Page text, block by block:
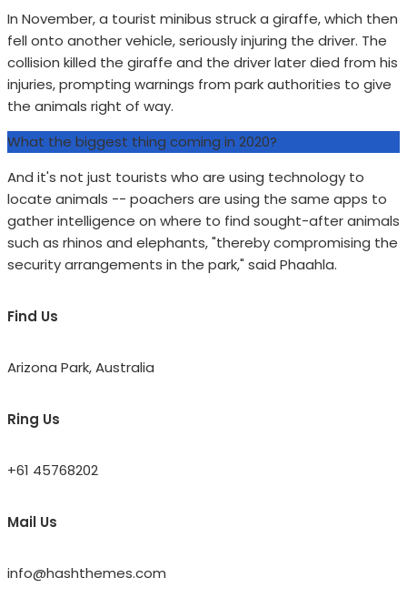
In November, a tourist minibus struck a giraffe, which then
fell onto another vehicle, seriously injuring the driver. The
collision killed the giraffe and the driver later died from his
injuries, prompting warnings from park authorities to give
the animals right of way.
What the biggest thing coming in 2020?
And it's not just tourists who are using technology to
locate animals -- poachers are using the same apps to
gather intelligence on where to find sought-after animals
such as rhinos and elephants, "thereby compromising the
security arrangements in the park," said Phaahla.
Find Us
Arizona Park, Australia
Ring Us
+61 45768202
Mail Us
info@hashthemes.com